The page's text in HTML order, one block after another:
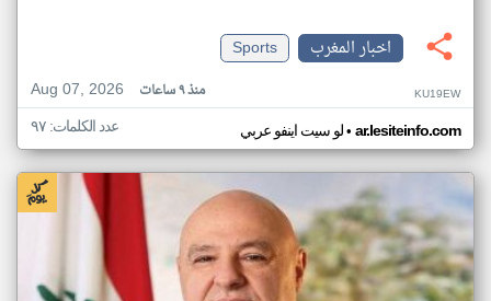
اخبار المغرب
Sports
Aug 07, 2026
منذ ٩ ساعات KU19EW
لو سيت اينفو عربي• ar.lesiteinfo.com عدد الكلمات: ٩٧